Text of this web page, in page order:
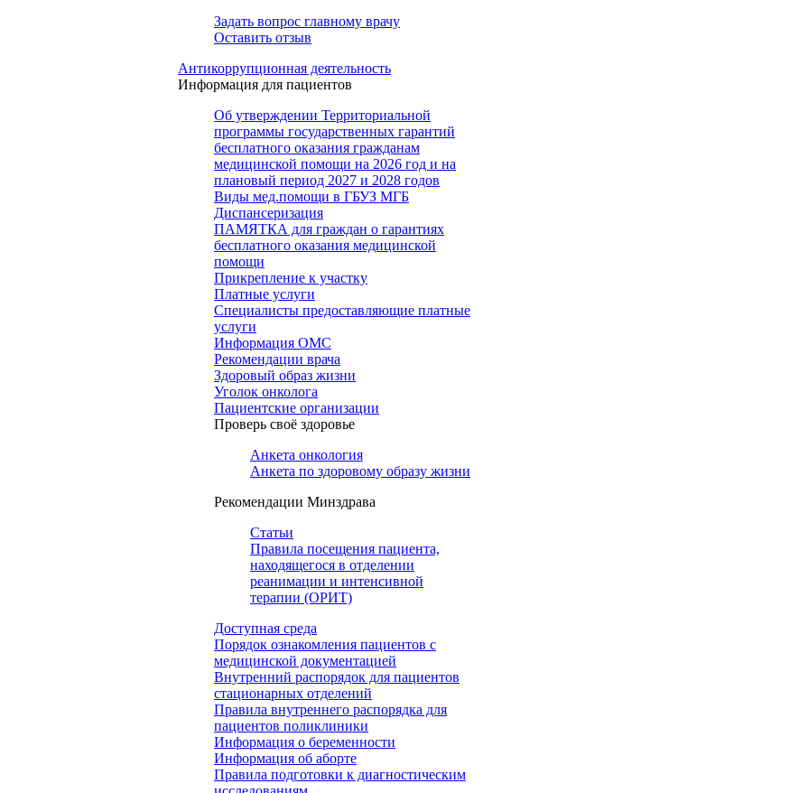
Задать вопрос главному врачу
Оставить отзыв
Антикоррупционная деятельность
Информация для пациентов
Об утверждении Территориальной
программы государственных гарантий
бесплатного оказания гражданам
медицинской помощи на 2026 год и на
плановый период 2027 и 2028 годов
Виды мед.помощи в ГБУЗ МГБ
Диспансеризация
ПАМЯТКА для граждан о гарантиях
бесплатного оказания медицинской
помощи
Прикрепление к участку
Платные услуги
Специалисты предоставляющие платные
услуги
Информация ОМС
Рекомендации врача
Здоровый образ жизни
Уголок онколога
Пациентские организации
Проверь своё здоровье
Анкета онкология
Анкета по здоровому образу жизни
Рекомендации Минздрава
Статьи
Правила посещения пациента,
находящегося в отделении
реанимации и интенсивной
терапии (ОРИТ)
Доступная среда
Порядок ознакомления пациентов с
медицинской документацией
Внутренний распорядок для пациентов
стационарных отделений
Правила внутреннего распорядка для
пациентов поликлиники
Информация о беременности
Информация об аборте
Правила подготовки к диагностическим